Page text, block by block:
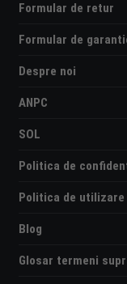
Formular de retur
Formular de
Despre noi
ANPC
SOL
Politica de
Politica de
Blog
Glosar termeni